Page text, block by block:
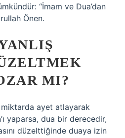
“İmam ve Dua’dan
Önen.
MI?
miktarda ayet atlayarak
yaparsa, dua bir derecedir,
düzelttiğinde duaya izin